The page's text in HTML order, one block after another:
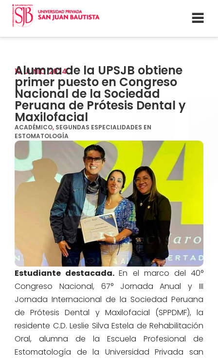
19 JUNIO 2024
Alumna de la UPSJB obtiene
primer puesto en Congreso
Nacional de la Sociedad
Peruana de Prótesis Dental y
Maxilofacial
ACADÉMICO, SEGUNDAS ESPECIALIDADES EN
ESTOMATOLOGÍA
Estudiante destacada.En el marco del 40°
Congreso Nacional, 67° Jornada Anual y III
Jornada Internacional de la Sociedad Peruana
de Prótesis Dental y Maxilofacial (SPPDMF), la
residente C.D. Leslie Silva Estela de Rehabilitación
Oral, alumna de la Escuela Profesional de
Estomatología de la Universidad Privada san